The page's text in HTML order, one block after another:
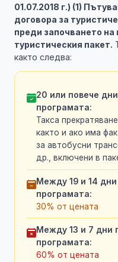
01.07.2018 г.) (1)
договора за
преди започването на
туристическия пакет.
както следва:
20 или повече
програмата:
Такса
както и ако има
за автобусни
др., включени в
Между 19 и 14
програмата:
30% от цената
Между 13 и 7 дни
програмата:
60% от цената